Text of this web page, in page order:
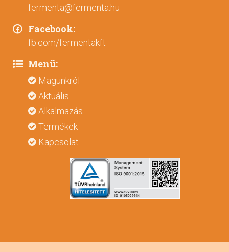
fermenta@fermenta.hu
Facebook:
fb.com/fermentakft
Menü:
Magunkról
Aktuális
Alkalmazás
Termékek
Kapcsolat